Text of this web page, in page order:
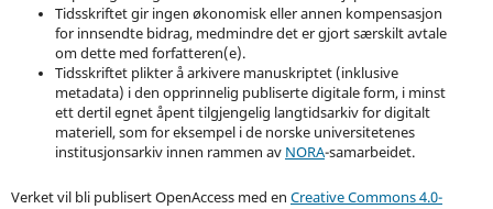
Tidsskriftet gir ingen økonomisk eller annen kompensasjon
for innsendte bidrag, medmindre det er gjort særskilt avtale
om dette med forfatteren(e).
Tidsskriftet plikter å arkivere manuskriptet (inklusive
metadata) i den opprinnelig publiserte digitale form, i minst
ett dertil egnet åpent tilgjengelig langtidsarkiv for digitalt
materiell, som for eksempel i de norske universitetenes
institusjonsarkiv innen rammen av NORA-samarbeidet.
Verket vil bli publisert OpenAccess med en Creative Commons 4.0-